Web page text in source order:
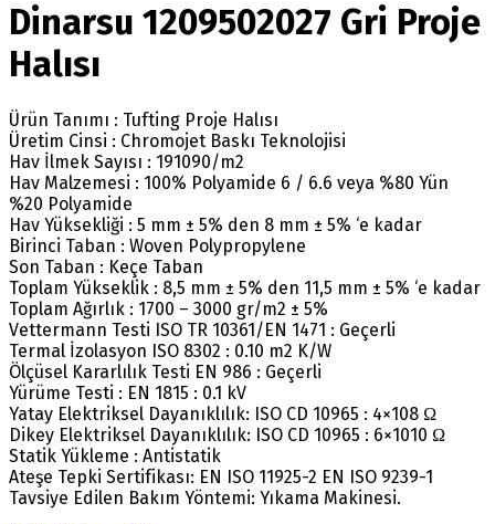
Dinarsu 1209502027 Gri Proje
Halısı
Ürün Tanımı : Tufting Proje Halısı
Üretim Cinsi : Chromojet Baskı Teknolojisi
Hav İlmek Sayısı : 191090/m2
Hav Malzemesi : 100% Polyamide 6 / 6.6 veya %80 Yün
%20 Polyamide
Hav Yüksekliği : 5 mm ± 5% den 8 mm ± 5% ‘e kadar
Birinci Taban : Woven Polypropylene
Son Taban : Keçe Taban
Toplam Yükseklik : 8,5 mm ± 5% den 11,5 mm ± 5% ‘e kadar
Toplam Ağırlık : 1700 – 3000 gr/m2 ± 5%
Vettermann Testi ISO TR 10361/EN 1471 : Geçerli
Termal İzolasyon ISO 8302 : 0.10 m2 K/W
Ölçüsel Kararlılık Testi EN 986 : Geçerli
Yürüme Testi : EN 1815 : 0.1 kV
Yatay Elektriksel Dayanıklılık: ISO CD 10965 : 4×108 Ω
Dikey Elektriksel Dayanıklılık: ISO CD 10965 : 6×1010 Ω
Statik Yükleme : Antistatik
Ateşe Tepki Sertifikası: EN ISO 11925-2 EN ISO 9239-1
Tavsiye Edilen Bakım Yöntemi: Yıkama Makinesi.